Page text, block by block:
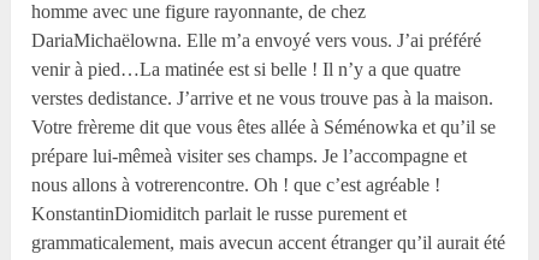
homme avec une figure rayonnante, de chez
DariaMichaëlowna. Elle m’a envoyé vers vous. J’ai préféré
venir à pied…La matinée est si belle ! Il n’y a que quatre
verstes dedistance. J’arrive et ne vous trouve pas à la maison.
Votre frèreme dit que vous êtes allée à Séménowka et qu’il se
prépare lui-mêmeà visiter ses champs. Je l’accompagne et
nous allons à votrerencontre. Oh ! que c’est agréable !
KonstantinDiomiditch parlait le russe purement et
grammaticalement, mais avecun accent étranger qu’il aurait été